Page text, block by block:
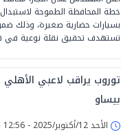
خطة المحافظة الطموحة
بسيارات حضارية صغيرة، وذلك
تستهدف تحقيق نقلة نوعية في
توروب يراقب لاعبي الأهلي
بيساو
الأحد 12/أكتوبر/2025 - 12:56 م